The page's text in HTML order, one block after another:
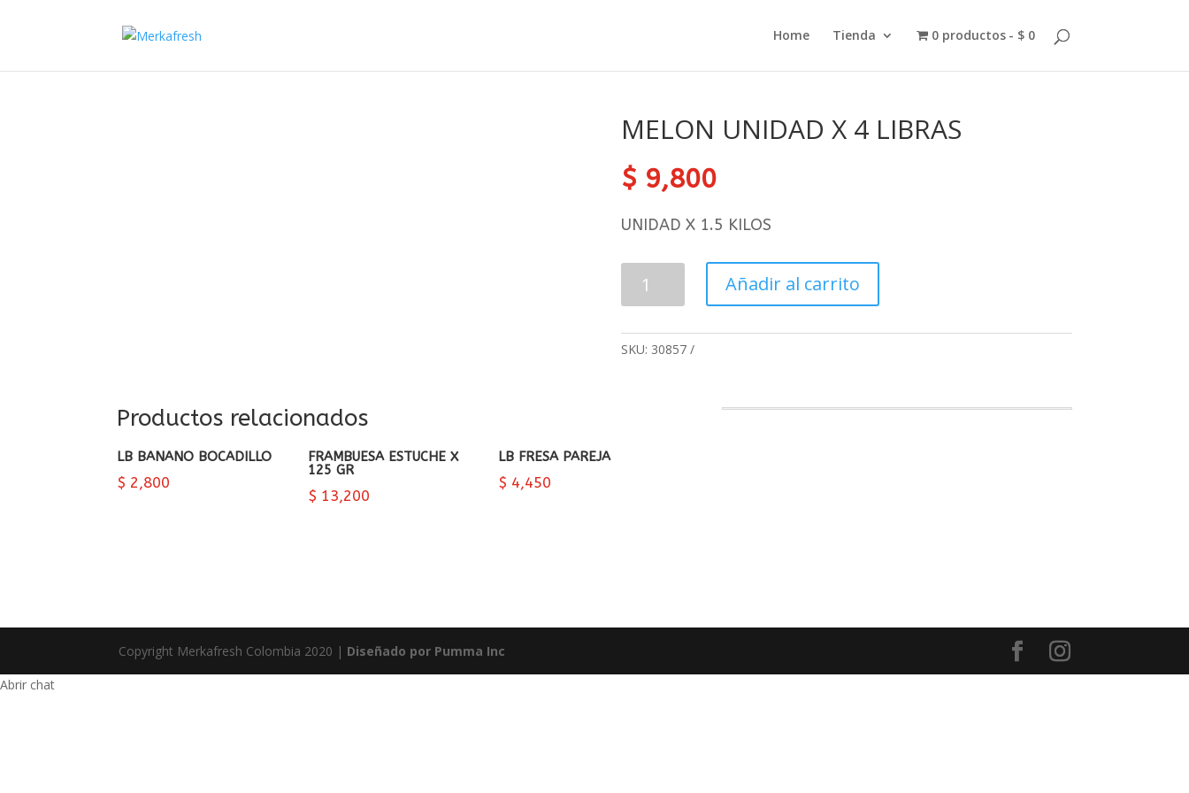
Home Tienda 0 productos $ 0
MELON UNIDAD X 4 LIBRAS
$ 9,800
UNIDAD X 1.5 KILOS
UNIDAD
4
LIBRAS
Añadir al carrito
SKU: 30857
Productos relacionados
LB BANANO BOCADILLO
$ 2,800
FRAMBUESA ESTUCHE X
125 GR
$ 13,200
LB FRESA PAREJA
$ 4,450
Copyright Merkafresh Colombia 2020 | Diseñado por Pumma Inc
Abrir chat